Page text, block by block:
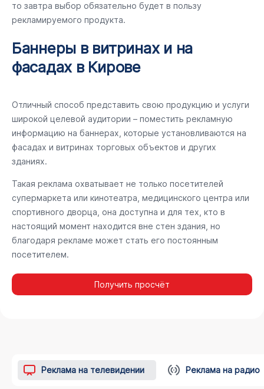
то завтра выбор обязательно будет в пользу
рекламируемого продукта.
Баннеры в витринах и на
фасадах в Кирове
Отличный способ представить свою продукцию и услуги
широкой целевой аудитории – поместить рекламную
информацию на баннерах, которые установливаются на
фасадах и витринах торговых объектов и других
зданиях.
Такая реклама охватывает не только посетителей
супермаркета или кинотеатра, медицинского центра или
спортивного дворца, она доступна и для тех, кто в
настоящий момент находится вне стен здания, но
благодаря рекламе может стать его постоянным
посетителем.
Получить просчёт
Реклама на телевидении Реклама на радио